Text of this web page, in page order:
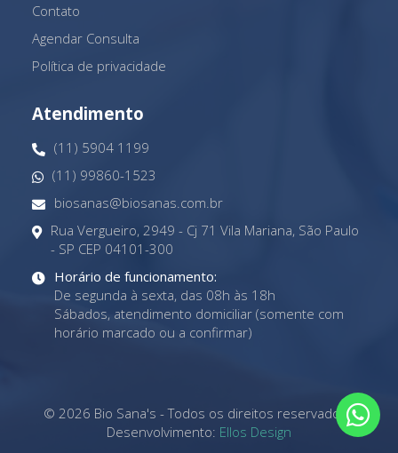
Contato
Agendar Consulta
Política de privacidade
Atendimento
(11) 5904 1199
(11) 99860-1523
biosanas@biosanas.com.br
Rua Vergueiro, 2949 - Cj 71 Vila Mariana, São Paulo
- SP CEP 04101-300
Horário de funcionamento:
De segunda à sexta, das 08h às 18h
Sábados, atendimento domiciliar (somente com
horário marcado ou a confirmar)
© 2026 Bio Sana's - Todos os direitos reservados -
Desenvolvimento: Ellos Design